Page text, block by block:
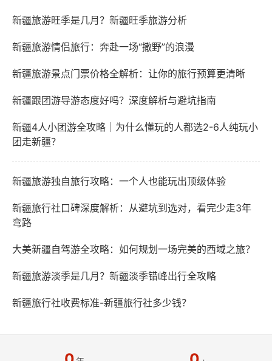
新疆旅游旺季是几月？新疆旺季旅游分析
新疆旅游情侣旅行：奔赴一场“撒野”的浪漫
新疆旅游景点门票价格全解析：让你的旅行预算更清晰
新疆跟团游导游态度好吗？深度解析与避坑指南
新疆4人小团游全攻略｜为什么懂玩的人都选2-6人纯玩小
团走新疆？
新疆旅游独自旅行攻略：一个人也能玩出顶级体验
新疆旅行社口碑深度解析：从避坑到选对，看完少走3年
弯路
大美新疆自驾游全攻略：如何规划一场完美的西域之旅？
新疆旅游淡季是几月？新疆淡季错峰出行全攻略
新疆旅行社收费标准-新疆旅行社多少钱？